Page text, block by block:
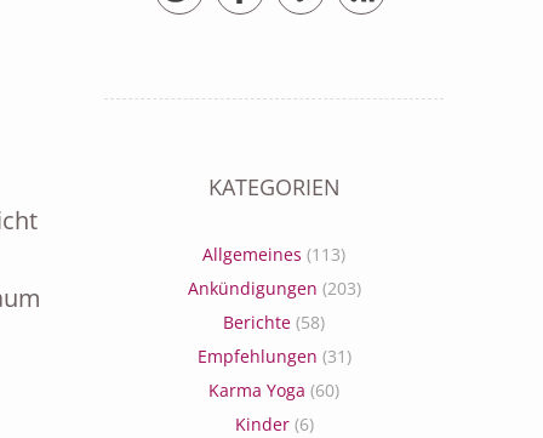
KATEGORIEN
Allgemeines (113)
Ankündigungen (203)
Berichte (58)
Empfehlungen (31)
Karma Yoga (60)
Kinder(6)